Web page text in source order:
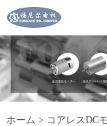
ホーム > コアレスDC